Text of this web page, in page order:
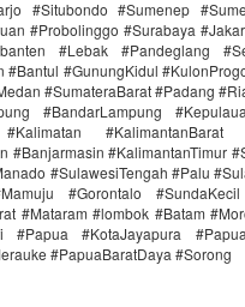
#Situbondo #Sumenep
#Probolinggo #Surabaya
#Lebak #Pandeglang
#Bantul #GunungKidul
#SumateraBarat #Padang
#BandarLampung
#KalimantanBarat
#Banjarmasin #KalimantanTimur
#SulawesiTengah #Palu
#Gorontalo
#Mataram #lombok #Batam
#Papua #KotaJayapura
#PapuaBaratDaya #Sorong